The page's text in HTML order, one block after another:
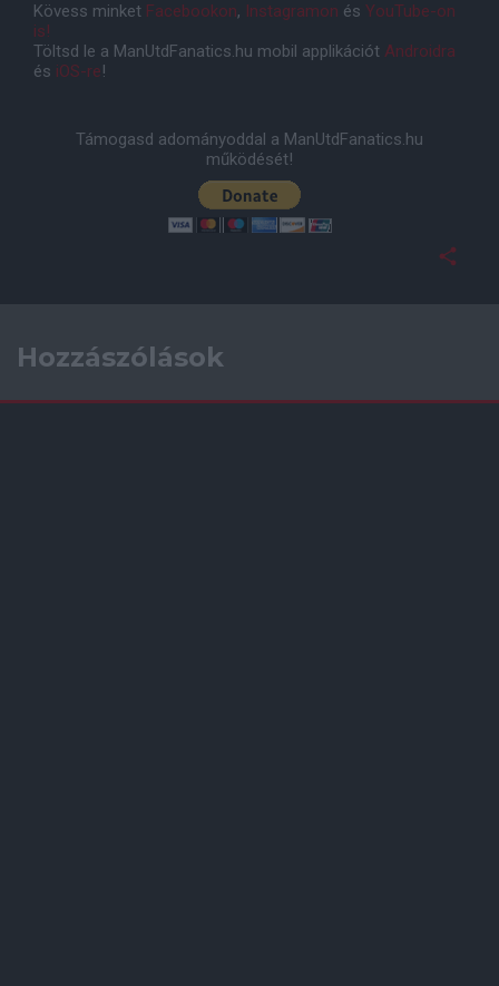
Kövess minket Facebookon, Instagramon és YouTube-on
is!
Töltsd le a ManUtdFanatics.hu mobil applikációt Androidra
és iOS-re!
Támogasd adományoddal a ManUtdFanatics.hu
működését!
Hozzászólások